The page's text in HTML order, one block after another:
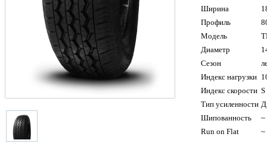
Ширина
Профиль
Модель
Диаметр
Сезон
Индекс нагрузки
Индекс скорости S
Тип усиленности
Шипованность
~
Run on Flat
~